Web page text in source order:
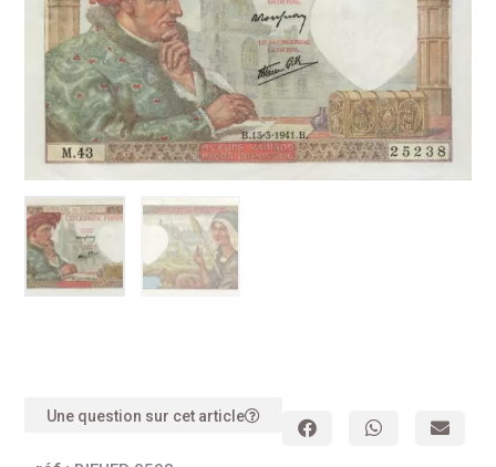
Une question sur cet article